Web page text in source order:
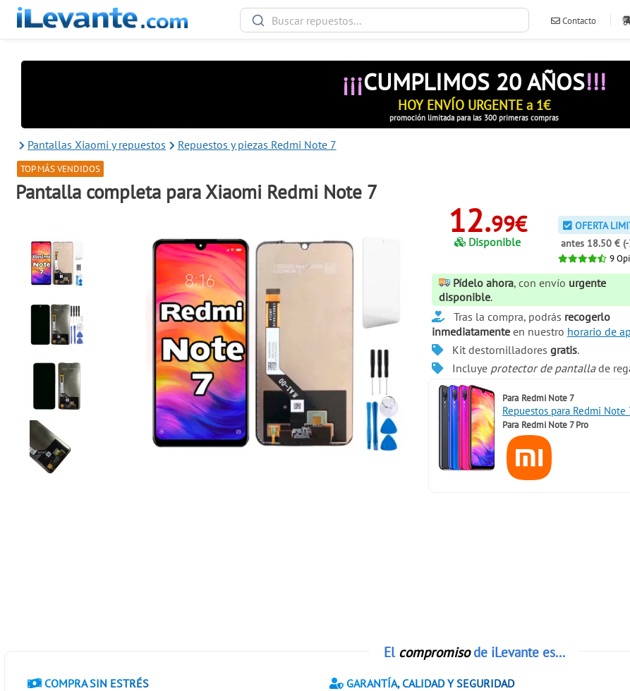
Contacto
¡¡¡CUMPLIMOS 20 AÑOS!!!
HOY ENVÍO URGENTE a 1€
promoción limitada para las 300 primeras compras
Pantallas Xiaomi y repuestos Repuestos y piezas Redmi Note 7
TOP MÁS VENDIDOS
Pantalla completa para Xiaomi Redmi Note 7
12.99€
Disponible
OFERTA
antes 18.50 €
9
Pídelo ahora, con envío urgente
disponible.
Tras la compra, podrás recogerlo
inmediatamenteen nuestro horario de
Kit destornilladores gratis.
Incluye protector de pantallade
Para Redmi Note 7
Repuestos para Redmi Note
Para Redmi Note 7 Pro
El compromisode iLevante es...
COMPRA SIN ESTRÉS GARANTÍA, CALIDAD Y SEGURIDAD